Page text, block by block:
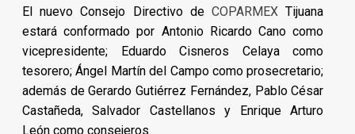
El nuevo Consejo Directivo deCOPARMEX Tijuana
estará conformado por Antonio Ricardo Cano como
vicepresidente; Eduardo Cisneros Celaya como
tesorero; Ángel Martín del Campo como prosecretario;
además de Gerardo Gutiérrez Fernández, Pablo César
Castañeda, Salvador Castellanos y Enrique Arturo
León como consejeros.